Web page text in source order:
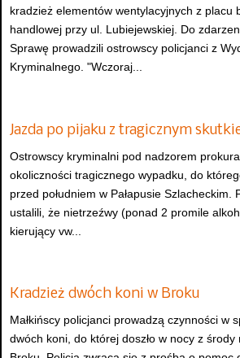
kradzież elementów wentylacyjnych z placu
handlowej przy ul. Lubiejewskiej. Do
Sprawę prowadzili ostrowscy policjanci z
Kryminalnego. "Wczoraj...
Jazda po pijaku z tragicznym
Ostrowscy kryminalni pod nadzorem
okoliczności tragicznego wypadku, do
przed południem w Pałapusie Szlacheckim.
ustalili, że nietrzeźwy (ponad 2 promile
kierujący vw...
Kradzież dwóch koni w Broku
Małkińscy policjanci prowadzą czynności w
dwóch koni, do której doszło w nocy z środy